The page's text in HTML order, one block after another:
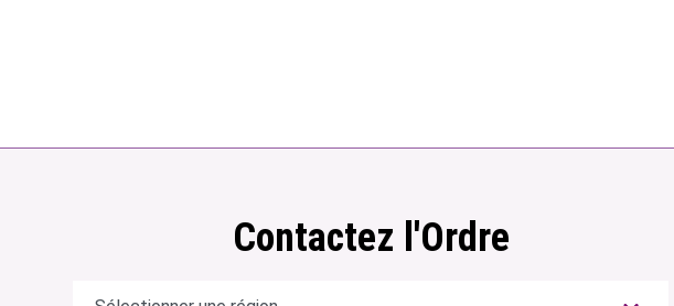
Contactez l'Ordre